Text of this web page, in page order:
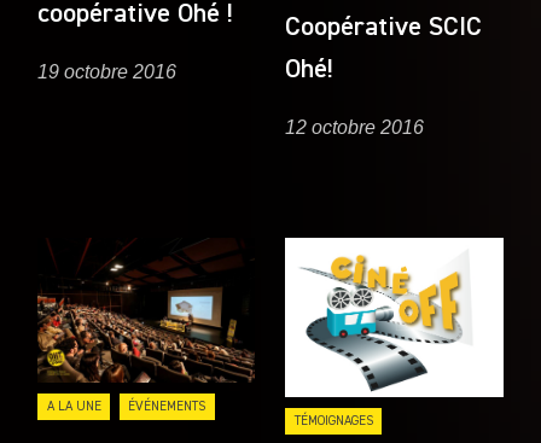
coopérative Ohé !
19 octobre 2016
Coopérative SCIC
Ohé!
12 octobre 2016
A LA UNE ÉVÉNEMENTS
TÉMOIGNAGES